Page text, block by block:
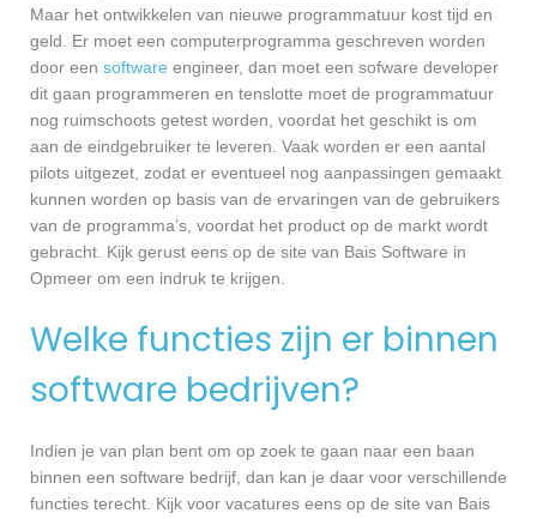
Maar het ontwikkelen van nieuwe programmatuur kost tijd en
geld. Er moet een computerprogramma geschreven worden
door een software engineer, dan moet een sofware developer
dit gaan programmeren en tenslotte moet de programmatuur
nog ruimschoots getest worden, voordat het geschikt is om
aan de eindgebruiker te leveren. Vaak worden er een aantal
pilots uitgezet, zodat er eventueel nog aanpassingen gemaakt
kunnen worden op basis van de ervaringen van de gebruikers
van de programma’s, voordat het product op de markt wordt
gebracht. Kijk gerust eens op de site van Bais Software in
Opmeer om een indruk te krijgen.
Welke functies zijn er binnen
software bedrijven?
Indien je van plan bent om op zoek te gaan naar een baan
binnen een software bedrijf, dan kan je daar voor verschillende
functies terecht. Kijk voor vacatures eens op de site van Bais